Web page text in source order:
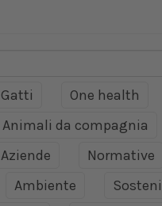
Gatti One health
Animali da compagnia
Aziende Normative
Ambiente